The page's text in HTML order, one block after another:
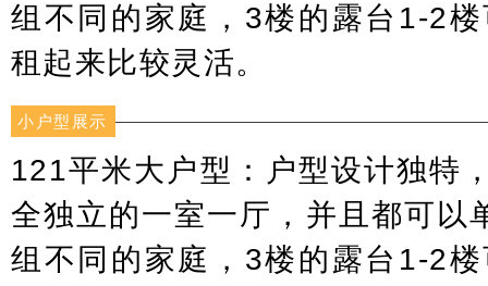
组不同的家庭，3楼的露台1-2
租起来比较灵活。
小户型展示
121平米大户型：户型设计独特
全独立的一室一厅，并且都可以
组不同的家庭，3楼的露台1-2